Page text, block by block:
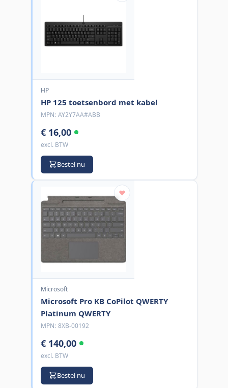
HP
HP 125 toetsenbord met kabel
MPN: AY2Y7AA#ABB
€ 16,00
excl. BTW
Bestel nu
Microsoft
Microsoft Pro KB CoPilot QWERTY
Platinum QWERTY
MPN: 8XB-00192
€ 140,00
excl. BTW
Bestel nu